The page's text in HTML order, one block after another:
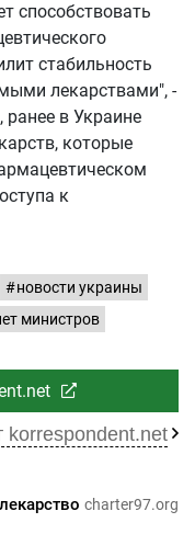
способствовать
стабильность
лекарствами", -
в Украине
которые
к
новости украины
министров
korrespondent.net
charter97.org